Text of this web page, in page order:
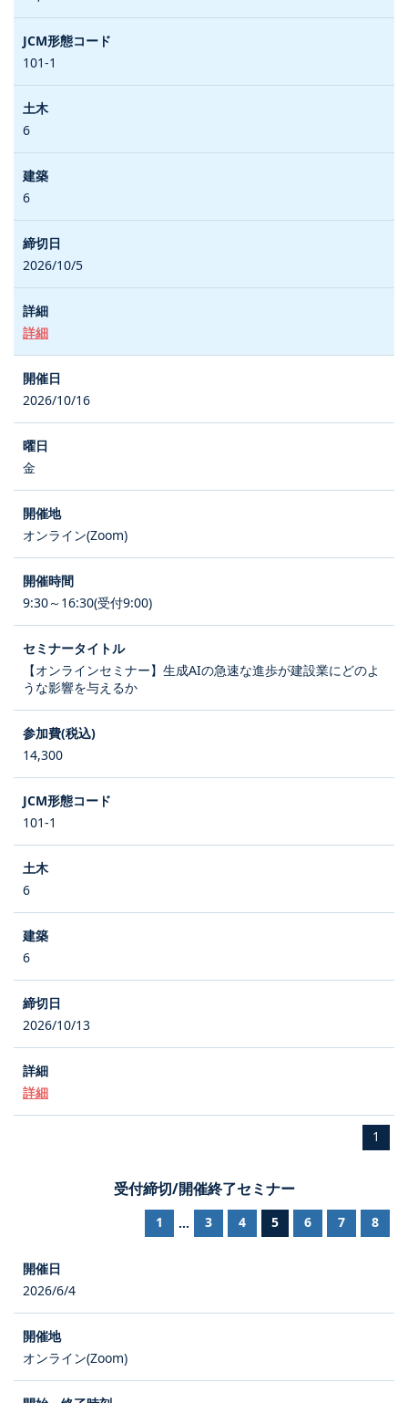
101-1
6
6
2026/10/5
詳細
2026/10/16
金
オンライン(Zoom)
9:30～16:30(受付9:00)
【オンラインセミナー】生成AIの急速な進歩が建設業にどのよ
うな影響を与えるか
14,300
101-1
6
6
2026/10/13
詳細
1
受付締切/開催終了セミナー
1 ... 3 4 5 6 7 8
2026/6/4
オンライン(Zoom)